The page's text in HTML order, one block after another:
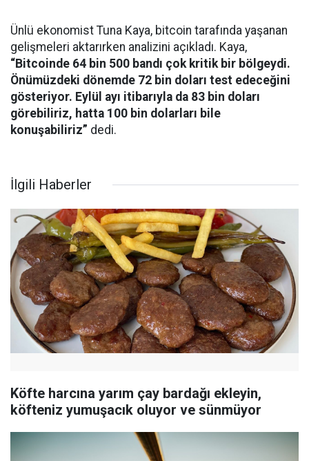
Ünlü ekonomist Tuna Kaya, bitcoin tarafında yaşanan
gelişmeleri aktarırken analizini açıkladı. Kaya,
“Bitcoinde 64 bin 500 bandı çok kritik bir bölgeydi.
Önümüzdeki dönemde 72 bin doları test edeceğini
gösteriyor. Eylül ayı itibarıyla da 83 bin doları
görebiliriz, hatta 100 bin dolarları bile
konuşabiliriz” dedi.
İlgili Haberler
Köfte harcına yarım çay bardağı ekleyin,
köfteniz yumuşacık oluyor ve sünmüyor